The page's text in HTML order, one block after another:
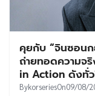
คุยกับ “จินซอน
ถ่ายทอดความจ
in Action ดังทั่
BykorseriesOn09/08/